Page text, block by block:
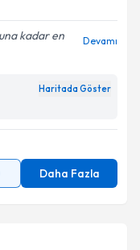
kadar en
Devamı
Haritada Göster
Daha Fazla